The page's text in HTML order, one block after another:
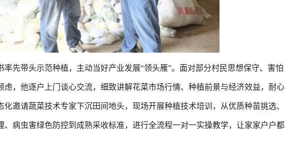
带头示范种植，主动当好产业发展“领头雁”。面对部分村民思想保守、害怕
虑，他逐户上门谈心交流，细致讲解花菜市场行情、种植前景与经济效益，耐心
邀请蔬菜技术专家下沉田间地头，现场开展种植技术培训，从优质种苗挑选、
、病虫害绿色防控到成熟采收标准，进行全流程一对一实操教学，让家家户户都